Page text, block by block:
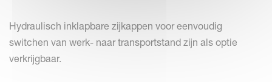
Hydraulisch inklapbare zijkappen voor eenvoudig
switchen van werk- naar transportstand zijn als optie
verkrijgbaar.